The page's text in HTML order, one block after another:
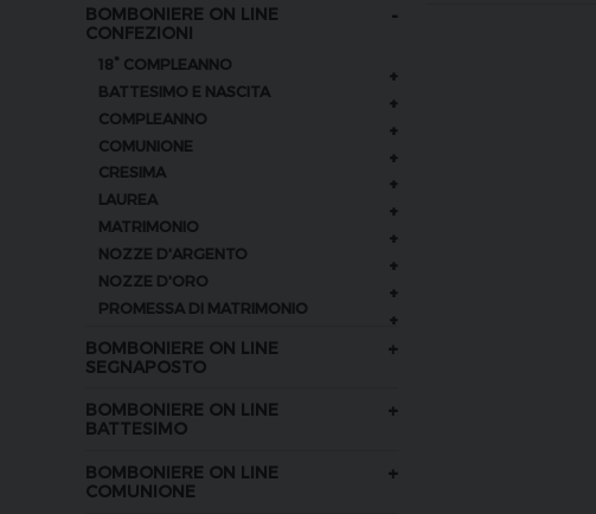
BOMBONIERE ON LINE
CONFEZIONI
-
18° COMPLEANNO
+
BATTESIMO E NASCITA
+
COMPLEANNO
+
COMUNIONE
+
CRESIMA
+
LAUREA
+
MATRIMONIO
+
NOZZE D'ARGENTO
+
NOZZE D'ORO
+
PROMESSA DI MATRIMONIO
+
BOMBONIERE ON LINE
SEGNAPOSTO
+
BOMBONIERE ON LINE
BATTESIMO
+
BOMBONIERE ON LINE
COMUNIONE
+